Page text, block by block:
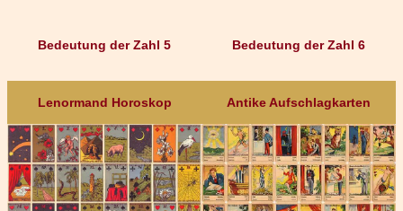
Bedeutung der Zahl 5 Bedeutung der Zahl 6
Lenormand Horoskop Antike Aufschlagkarten